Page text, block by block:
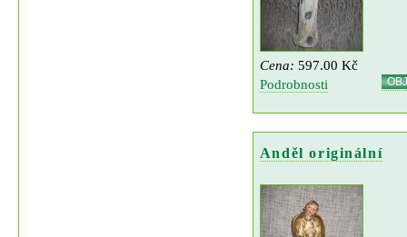
Cena: 597.00 Kč
Podrobnosti
Anděl originální